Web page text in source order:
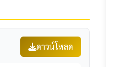
ดาวน์โหลด